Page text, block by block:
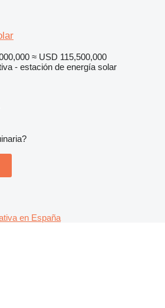
≈ USD 115,500,000
- estación de energía solar
en España